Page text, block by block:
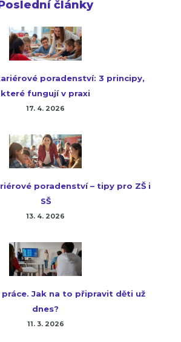
články
poradenství: 3 principy,
které fungují v praxi
17. 4. 2026
poradenství – tipy pro ZŠ i
SŠ
13. 4. 2026
práce. Jak na to připravit děti už
dnes?
11. 3. 2026